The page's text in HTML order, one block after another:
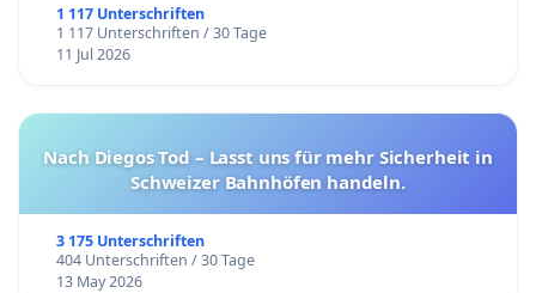
1 117 Unterschriften
1 117 Unterschriften / 30 Tage
11 Jul 2026
Nach Diegos Tod – Lasst uns für mehr Sicherheit in
Schweizer Bahnhöfen handeln.
3 175 Unterschriften
404 Unterschriften / 30 Tage
13 May 2026